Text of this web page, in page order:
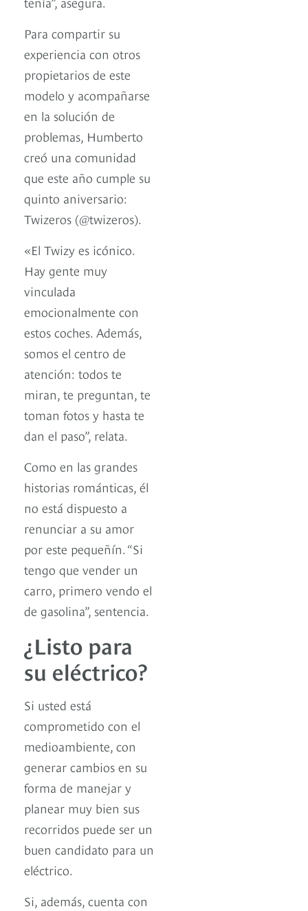
Para compartir su
experiencia con otros
propietarios de este
modelo y acompañarse
en la solución de
problemas, Humberto
creó una comunidad
que este año cumple su
quinto aniversario:
Twizeros (@twizeros).
«El Twizy es icónico.
Hay gente muy
vinculada
emocionalmente con
estos coches. Además,
somos el centro de
atención: todos te
miran, te preguntan, te
toman fotos y hasta te
dan el paso”, relata.
Como en las grandes
historias románticas, él
no está dispuesto a
renunciar a su amor
por este pequeñín. “Si
tengo que vender un
carro, primero vendo el
de gasolina”, sentencia.
¿Listo para
su eléctrico?
Si usted está
comprometido con el
medioambiente, con
generar cambios en su
forma de manejar y
planear muy bien sus
recorridos puede ser un
buen candidato para un
eléctrico.
Si, además, cuenta con